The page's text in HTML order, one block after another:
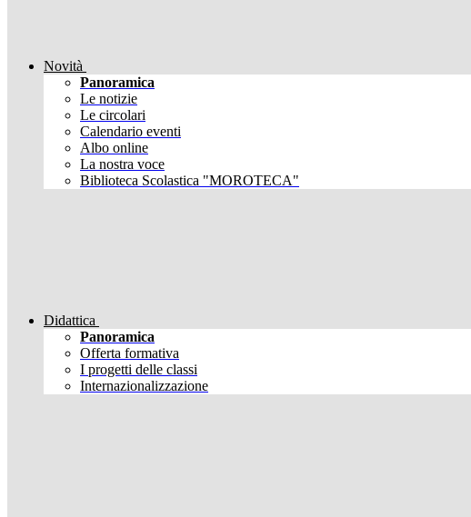
Novità
Panoramica
Le notizie
Le circolari
Calendario eventi
Albo online
La nostra voce
Biblioteca Scolastica "MOROTECA"
Didattica
Panoramica
Offerta formativa
I progetti delle classi
Internazionalizzazione